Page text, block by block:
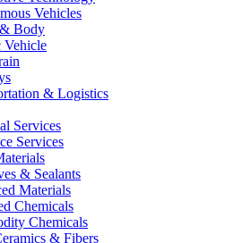
Vehicles
Body
Vehicle
& Logistics
Services
Services
& Sealants
Materials
Chemicals
Chemicals
& Fibers